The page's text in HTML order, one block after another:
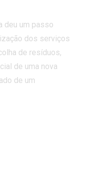
de resíduos,
de uma nova
de um